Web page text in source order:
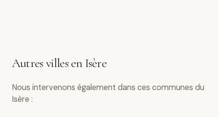
Autres villes en Isère
Nous intervenons également dans ces communes du
Isère :